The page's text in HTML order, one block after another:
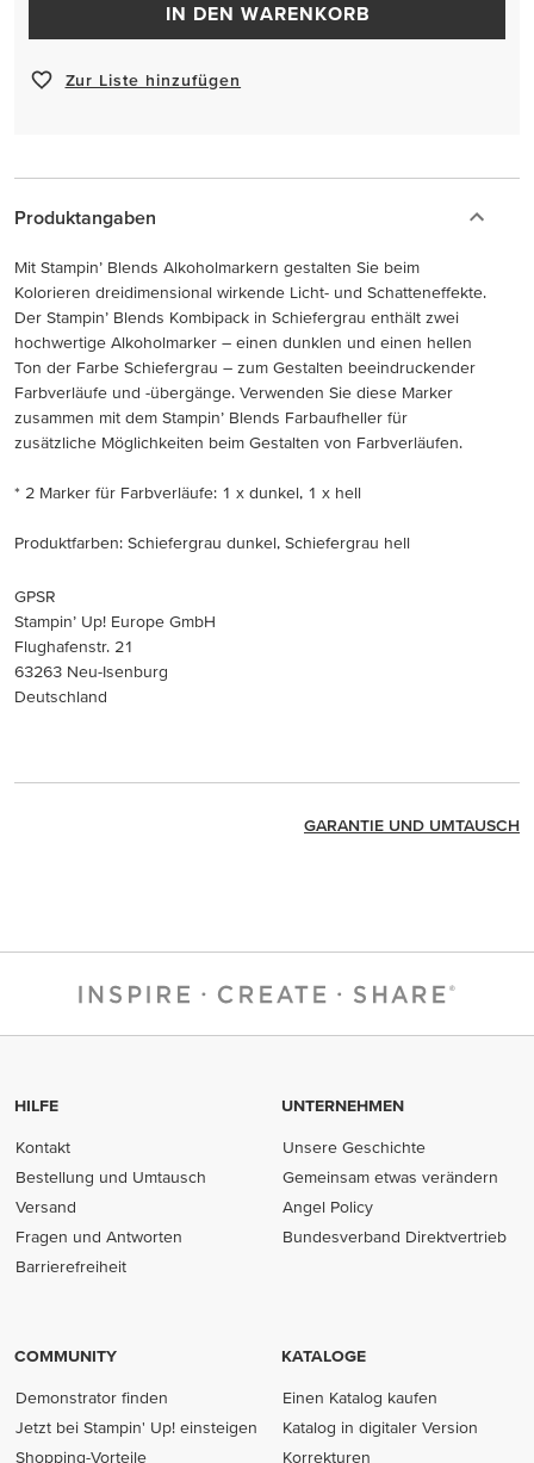
IN DEN WARENKORB
Zur Liste hinzufügen
Produktangaben
Mit Stampin’ Blends Alkoholmarkern gestalten Sie beim
Kolorieren dreidimensional wirkende Licht- und Schatteneffekte.
Der Stampin’ Blends Kombipack in Schiefergrau enthält zwei
hochwertige Alkoholmarker – einen dunklen und einen hellen
Ton der Farbe Schiefergrau – zum Gestalten beeindruckender
Farbverläufe und -übergänge. Verwenden Sie diese Marker
zusammen mit dem Stampin’ Blends Farbaufheller für
zusätzliche Möglichkeiten beim Gestalten von Farbverläufen.
* 2 Marker für Farbverläufe: 1 x dunkel, 1 x hell
Produktfarben: Schiefergrau dunkel, Schiefergrau hell
GPSR
Stampin’ Up! Europe GmbH
Flughafenstr. 21
63263 Neu-Isenburg
Deutschland
GARANTIE UND UMTAUSCH
HILFE
Kontakt
Bestellung und Umtausch
Versand
Fragen und Antworten
Barrierefreiheit
UNTERNEHMEN
Unsere Geschichte
Gemeinsam etwas verändern
Angel Policy
Bundesverband Direktvertrieb
COMMUNITY
Demonstrator finden
Jetzt bei Stampin' Up! einsteigen
Shopping-Vorteile
KATALOGE
Einen Katalog kaufen
Katalog in digitaler Version
Korrekturen